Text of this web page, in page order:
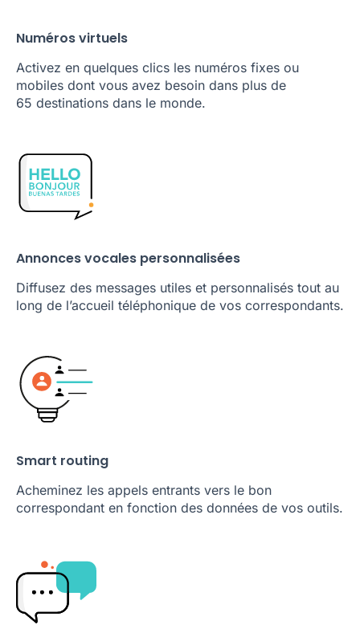
Numéros virtuels
Activez en quelques clics les numéros fixes ou
mobiles dont vous avez besoin dans plus de
65 destinations dans le monde.
Annonces vocales personnalisées
Diffusez des messages utiles et personnalisés tout au
long de l’accueil téléphonique de vos correspondants.
Smart routing
Acheminez les appels entrants vers le bon
correspondant en fonction des données de vos outils.